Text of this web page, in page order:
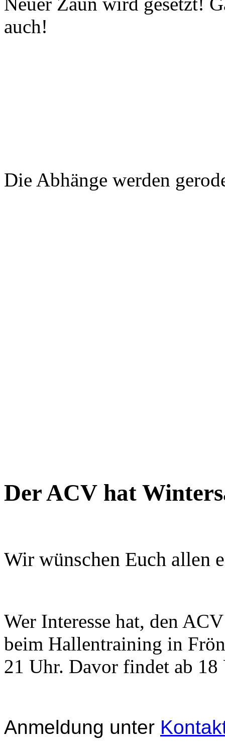
auch!
Die Abhänge werden
Der ACV hat
Wir wünschen Euch allen
Wer Interesse hat, den
beim Hallentraining in
21 Uhr. Davor findet ab
Anmeldung unter